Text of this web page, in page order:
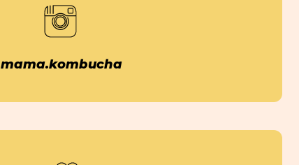
mama.kombucha